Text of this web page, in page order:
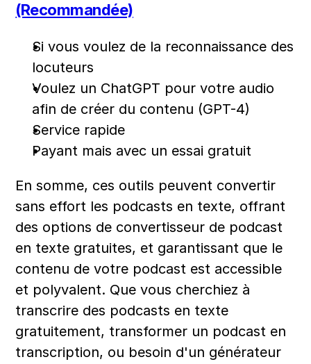
(Recommandée)
Si vous voulez de la reconnaissance des
locuteurs
Voulez un ChatGPT pour votre audio
afin de créer du contenu (GPT-4)
Service rapide
Payant mais avec un essai gratuit
En somme, ces outils peuvent convertir
sans effort les podcasts en texte, offrant
des options de convertisseur de podcast
en texte gratuites, et garantissant que le
contenu de votre podcast est accessible
et polyvalent. Que vous cherchiez à
transcrire des podcasts en texte
gratuitement, transformer un podcast en
transcription, ou besoin d'un générateur